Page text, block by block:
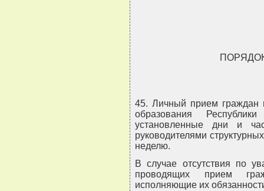
45. Личный прием граждан
образования
установленные дни и
руководителями
неделю.
В случае отсутствия по
проводящих прием
исполняющие их